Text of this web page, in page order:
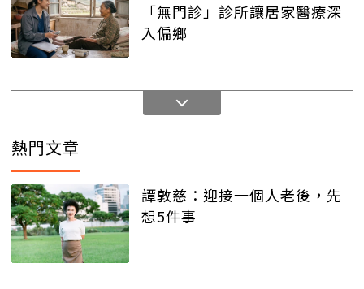
「無門診」診所讓居家醫療深
入偏鄉
熱門文章
譚敦慈：迎接一個人老後，先
想5件事